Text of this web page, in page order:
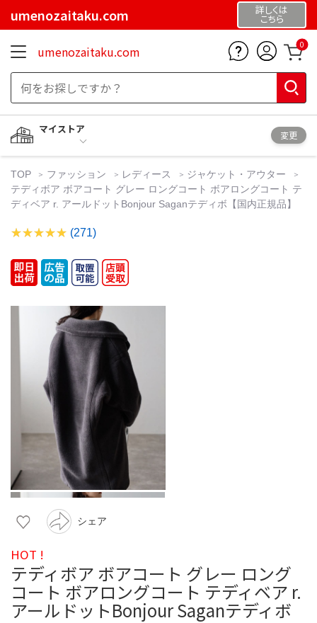
umenozaitaku.com 詳しくは
こちら
umenozaitaku.com 0
マイストア
変更
TOP ファッション レディース
ジャケット・アウター
テディボア ボアコート グレー ロングコート ボアロングコート テ
ディベア r. アールドットBonjour Saganテディボ【国内正規品】
(271)
シェア
HOT !
テディボア ボアコート グレー ロング
コート ボアロングコート テディベア r.
アールドットBonjour Saganテディボ